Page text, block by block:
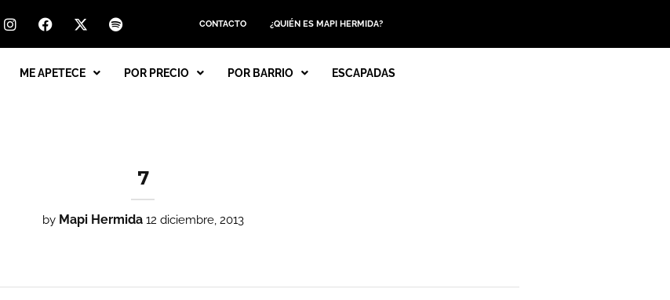
CONTACTO ¿QUIÉN ES MAPI HERMIDA?
ME APETECE POR PRECIO POR BARRIO ESCAPADAS
7
by Mapi Hermida 12 diciembre, 2013